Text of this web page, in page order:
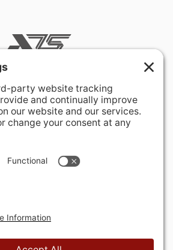
MD 20850-3121 USA
+ 1 301 340 1914
Latvian Association